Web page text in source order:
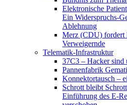
Elektronische
Ein Widerspruchs-
Ablehnung
Merz (CDU) fordert
Verweigernde
Telematik-Infrastruktur
37C3 – Hacker sind
Pannenfabrik
Konnektortausch –
Schrott bleibt
Einführung des E-